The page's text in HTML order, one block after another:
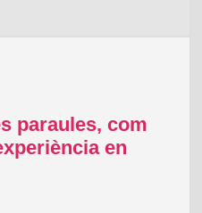
paraules, com
en